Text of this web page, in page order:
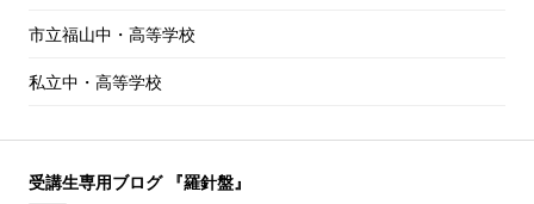
市立福山中・高等学校
私立中・高等学校
受講生専用ブログ 『羅針盤』